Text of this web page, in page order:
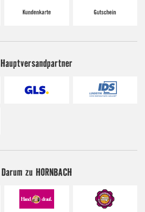
Hauptversandpartner
Darum zu HORNBACH